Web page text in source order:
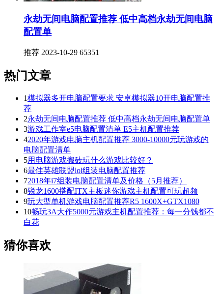
永劫无间电脑配置推荐 低中高档永劫无间电脑
配置单
推荐 2023-10-29 65351
热门文章
1模拟器多开电脑配置要求 安卓模拟器10开电脑配置推
荐
2永劫无间电脑配置推荐 低中高档永劫无间电脑配置单
3游戏工作室e5电脑配置清单 E5主机配置推荐
42020年游戏电脑主机配置推荐 3000-10000元玩游戏的
电脑配置清单
5用电脑游戏搬砖玩什么游戏比较好？
6最佳英雄联盟lol组装电脑配置推荐
72018年i7组装电脑配置清单及价格（5月推荐）
8锐龙1600搭配ITX主板迷你游戏主机配置可玩超频
9玩大型单机游戏电脑配置推荐R5 1600X+GTX1080
10畅玩3A大作5000元游戏主机配置推荐：每一分钱都不
白花
猜你喜欢